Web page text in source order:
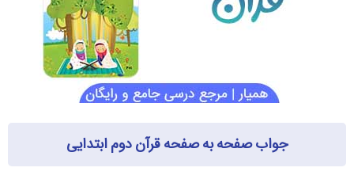
جواب صفحه به صفحه قرآن دوم ابتدایی